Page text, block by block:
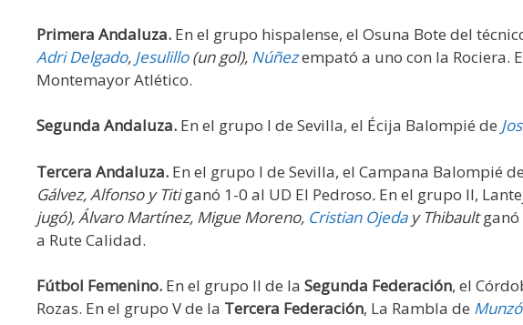
Primera Andaluza. En el grupo hispalense, el Osuna Bote del
Adri Delgado, Jesulillo(un gol), Núñezempató a uno con la Rociera.
Montemayor Atlético.
Segunda Andaluza. En el grupo I de Sevilla, el Écija Balompié de
Tercera Andaluza. En el grupo I de Sevilla, el Campana Balompié de
Gálvez, Alfonso y Titiganó 1-0 al UD El Pedroso. En el grupo II,
jugó), Álvaro Martínez, Migue Moreno, Cristian Ojeday Thibaultganó
a Rute Calidad.
Fútbol Femenino. En el grupo II de la Segunda Federación, el
Rozas. En el grupo V de la Tercera Federación, La Rambla de